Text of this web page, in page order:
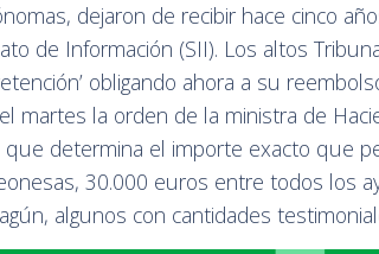
dejaron de recibir hace cinco
de Información (SII). Los altos
obligando ahora a su
martes la orden de la ministra de
determina el importe exacto que
30.000 euros entre todos los
algunos con cantidades